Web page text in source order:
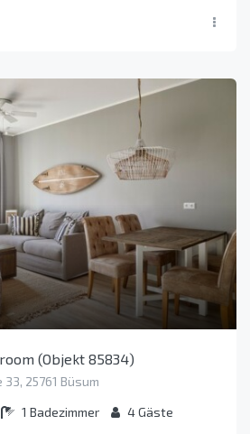
(Objekt 85834)
25761 Büsum
1 Badezimmer 4Gäste